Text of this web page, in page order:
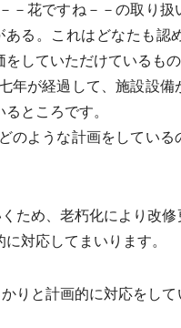
花ですね－－の取り扱
る。これはどなたも認
していただけているもの
が経過して、施設設備
ところです。
ような計画をしている
め、老朽化により改
対応してまいります。
と計画的に対応をして